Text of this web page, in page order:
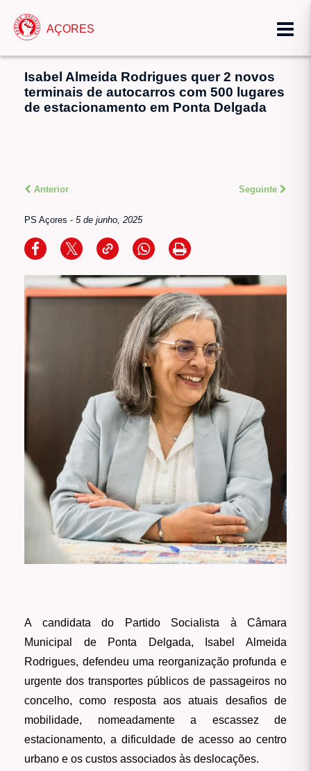
AÇORES
Isabel Almeida Rodrigues quer 2 novos
terminais de autocarros com 500 lugares
de estacionamento em Ponta Delgada
Anterior Seguinte
PS Açores - 5 de junho, 2025
A candidata do Partido Socialista à Câmara
Municipal de Ponta Delgada, Isabel Almeida
Rodrigues, defendeu uma reorganização profunda e
urgente dos transportes públicos de passageiros no
concelho, como resposta aos atuais desafios de
mobilidade, nomeadamente a escassez de
estacionamento, a dificuldade de acesso ao centro
urbano e os custos associados às deslocações.